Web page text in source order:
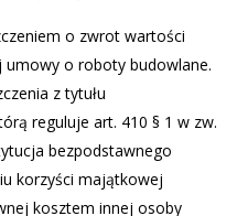
o zwrot wartości
o roboty budowlane.
z tytułu
reguluje art. 410 § 1 w zw.
bezpodstawnego
korzyści majątkowej
kosztem innej osoby